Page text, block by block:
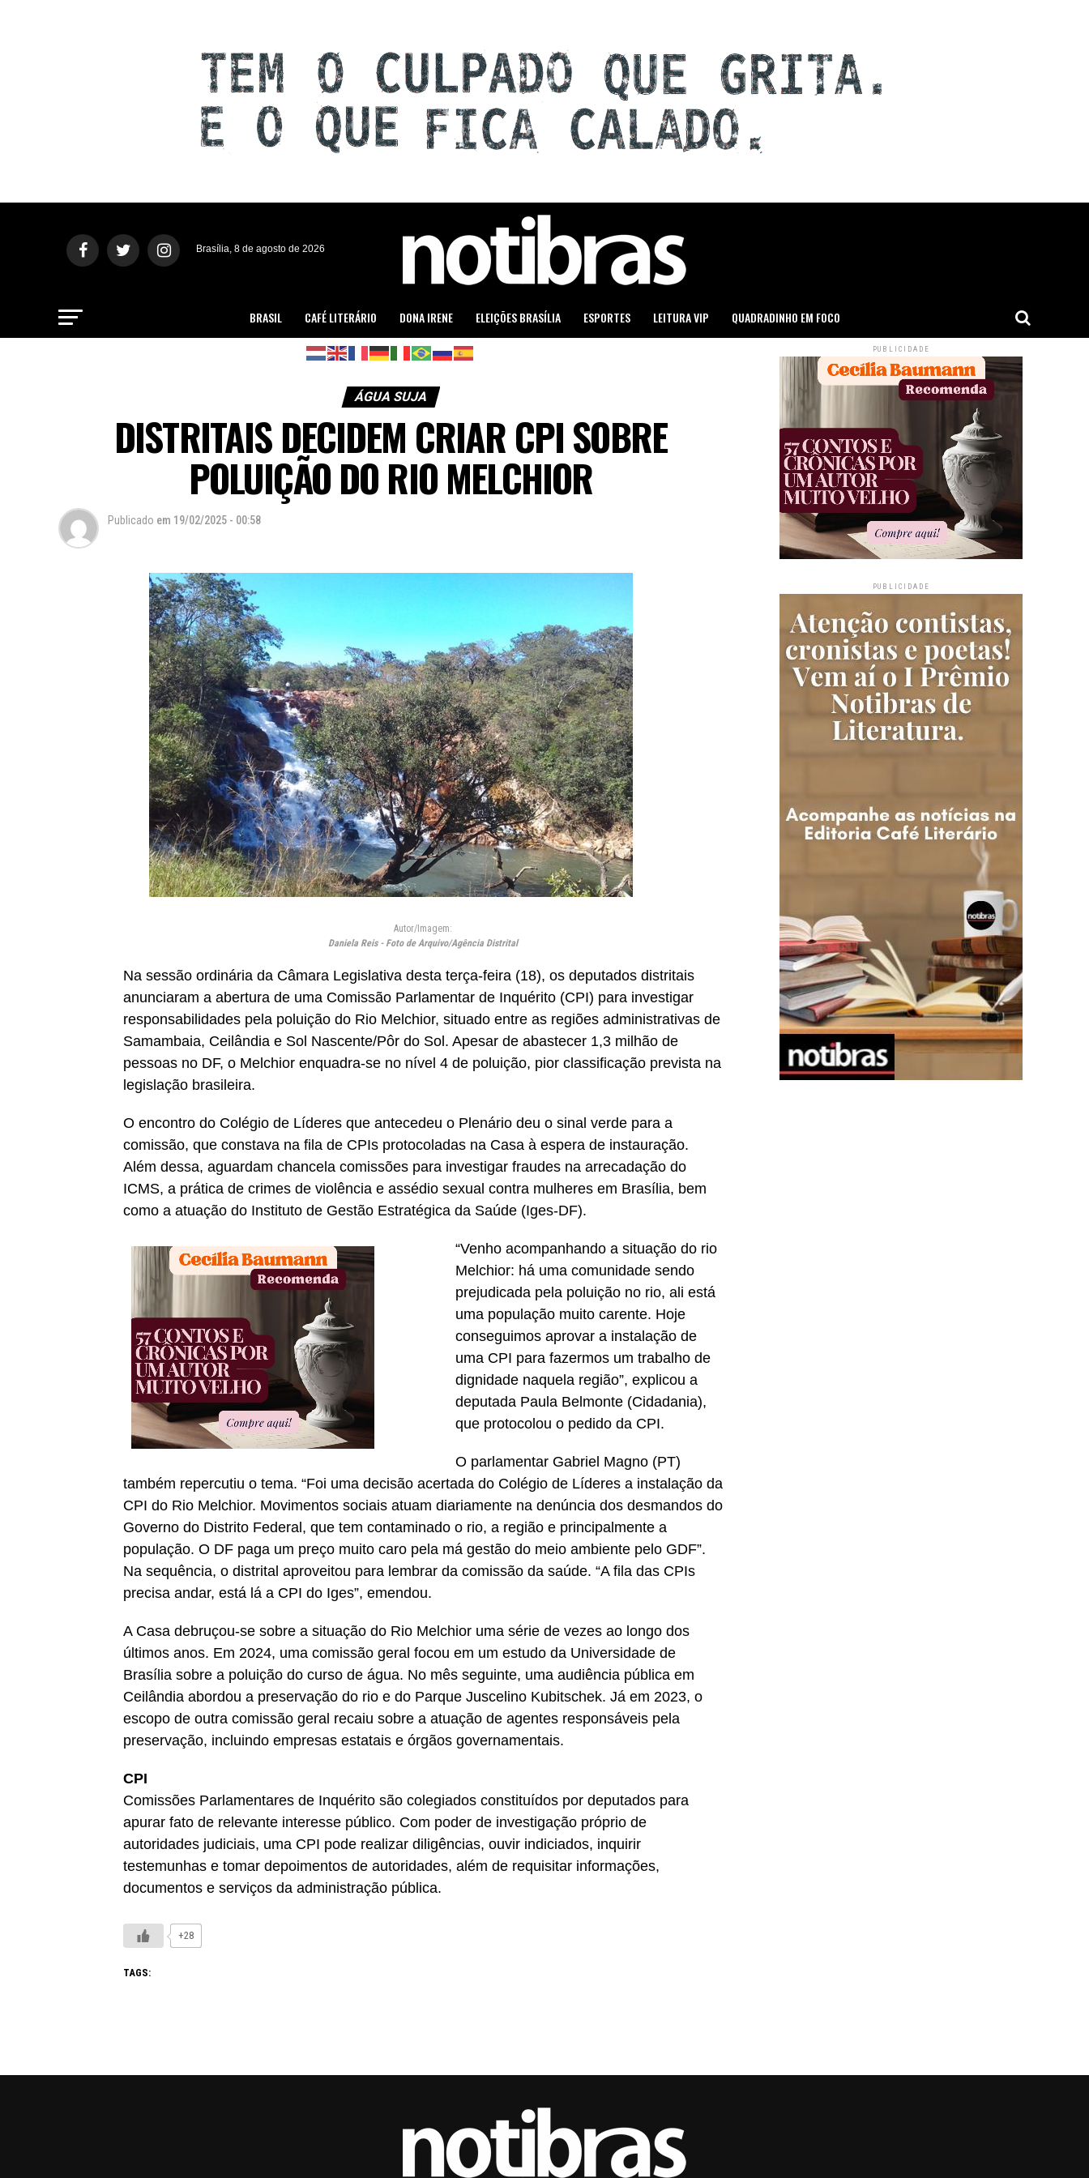
Brasília, 8 de agosto de 2026
BRASIL CAFÉ LITERÁRIO DONA IRENE ELEIÇÕES BRASÍLIA ESPORTES LEITURA VIP QUADRADINHO EM FOCO
ÁGUA SUJA
DISTRITAIS DECIDEM CRIAR CPI SOBRE
POLUIÇÃO DO RIO MELCHIOR
Publicado em 19/02/2025 - 00:58
Autor/Imagem:
Daniela Reis - Foto de Arquivo/Agência Distrital
Na sessão ordinária da Câmara Legislativa desta terça-feira (18), os deputados distritais
anunciaram a abertura de uma Comissão Parlamentar de Inquérito (CPI) para investigar
responsabilidades pela poluição do Rio Melchior, situado entre as regiões administrativas de
Samambaia, Ceilândia e Sol Nascente/Pôr do Sol. Apesar de abastecer 1,3 milhão de
pessoas no DF, o Melchior enquadra-se no nível 4 de poluição, pior classificação prevista na
legislação brasileira.
O encontro do Colégio de Líderes que antecedeu o Plenário deu o sinal verde para a
comissão, que constava na fila de CPIs protocoladas na Casa à espera de instauração.
Além dessa, aguardam chancela comissões para investigar fraudes na arrecadação do
ICMS, a prática de crimes de violência e assédio sexual contra mulheres em Brasília, bem
como a atuação do Instituto de Gestão Estratégica da Saúde (Iges-DF).
“Venho acompanhando a situação do rio
Melchior: há uma comunidade sendo
prejudicada pela poluição no rio, ali está
uma população muito carente. Hoje
conseguimos aprovar a instalação de
uma CPI para fazermos um trabalho de
dignidade naquela região”, explicou a
deputada Paula Belmonte (Cidadania),
que protocolou o pedido da CPI.
O parlamentar Gabriel Magno (PT)
também repercutiu o tema. “Foi uma decisão acertada do Colégio de Líderes a instalação da
CPI do Rio Melchior. Movimentos sociais atuam diariamente na denúncia dos desmandos do
Governo do Distrito Federal, que tem contaminado o rio, a região e principalmente a
população. O DF paga um preço muito caro pela má gestão do meio ambiente pelo GDF”.
Na sequência, o distrital aproveitou para lembrar da comissão da saúde. “A fila das CPIs
precisa andar, está lá a CPI do Iges”, emendou.
A Casa debruçou-se sobre a situação do Rio Melchior uma série de vezes ao longo dos
últimos anos. Em 2024, uma comissão geral focou em um estudo da Universidade de
Brasília sobre a poluição do curso de água. No mês seguinte, uma audiência pública em
Ceilândia abordou a preservação do rio e do Parque Juscelino Kubitschek. Já em 2023, o
escopo de outra comissão geral recaiu sobre a atuação de agentes responsáveis pela
preservação, incluindo empresas estatais e órgãos governamentais.
CPI
Comissões Parlamentares de Inquérito são colegiados constituídos por deputados para
apurar fato de relevante interesse público. Com poder de investigação próprio de
autoridades judiciais, uma CPI pode realizar diligências, ouvir indiciados, inquirir
testemunhas e tomar depoimentos de autoridades, além de requisitar informações,
documentos e serviços da administração pública.
+28
TAGS:
PUBLICIDADE
PUBLICIDADE